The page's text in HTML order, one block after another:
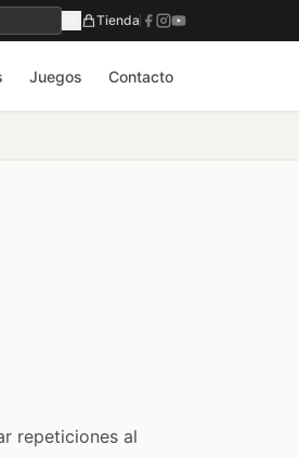
Tienda
Juegos Contacto
repeticiones al